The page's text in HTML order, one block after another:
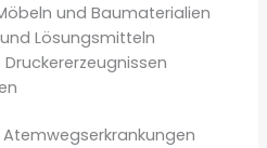
und Baumaterialien
Lösungsmitteln